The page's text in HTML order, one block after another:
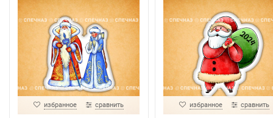
избранное сравнить избранное сравнить